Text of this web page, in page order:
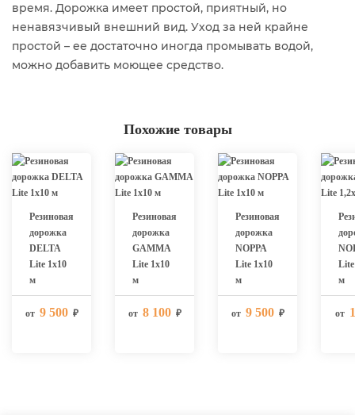
время. Дорожка имеет простой, приятный, но
ненавязчивый внешний вид. Уход за ней крайне
простой – ее достаточно иногда промывать водой,
можно добавить моющее средство.
Похожие товары
Резиновая
дорожка
DELTA
Lite 1х10
м
от 9 500 ₽
Резиновая
дорожка
GAMMA
Lite 1х10
м
от 8 100 ₽
Резиновая
дорожка
NOPPA
Lite 1х10
м
от 9 500 ₽
Lite
м
от